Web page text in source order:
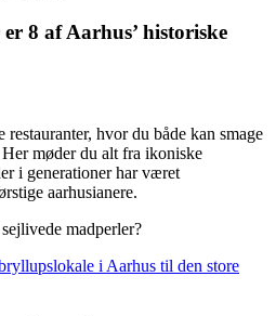
8 af Aarhus’ historiske
hvor du både kan smage
møder du alt fra ikoniske
i generationer har været
aarhusianere.
madperler?
i Aarhus til den store